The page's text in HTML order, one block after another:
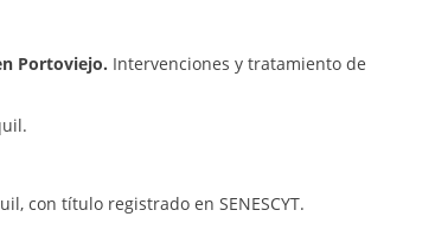
Portoviejo. Intervenciones y tratamiento de
con título registrado en SENESCYT.